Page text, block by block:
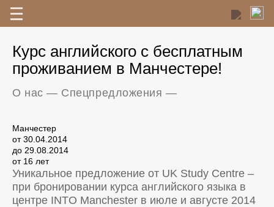
Курс английского с бесплатным
проживанием в Манчестере!
О нас — Спецпредложения —
Манчестер
от 30.04.2014
до 29.08.2014
от 16 лет
Уникальное предложение от UK Study Centre –
при бронировании курса английского языка в
центре INTO Manchester в июле и августе 2014